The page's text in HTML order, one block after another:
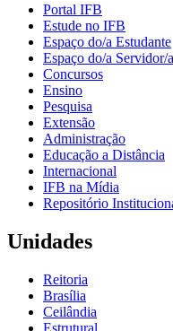
Portal IFB
Estude no IFB
Espaço do/a Estudante
Espaço do/a Servidor/a
Concursos
Ensino
Pesquisa
Extensão
Administração
Educação a Distância
Internacional
IFB na Mídia
Repositório
Unidades
Reitoria
Brasília
Ceilândia
Estrutural